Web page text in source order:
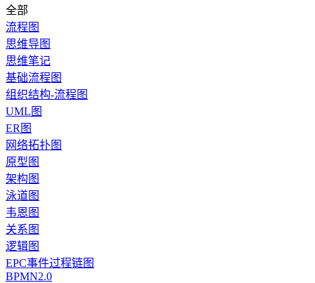
全部
流程图
思维导图
思维笔记
基础流程图
组织结构-流程图
UML图
ER图
网络拓扑图
原型图
架构图
泳道图
韦恩图
关系图
逻辑图
EPC事件过程链图
BPMN2.0